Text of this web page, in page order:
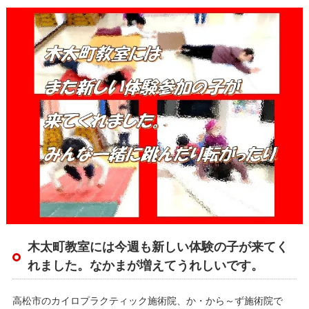
木太町教室には今週も新しい体験の子が来てく
れました。なかまが増えてうれしいです。
高松市のカイロプラクティック施術院、か・から～ず施術院で